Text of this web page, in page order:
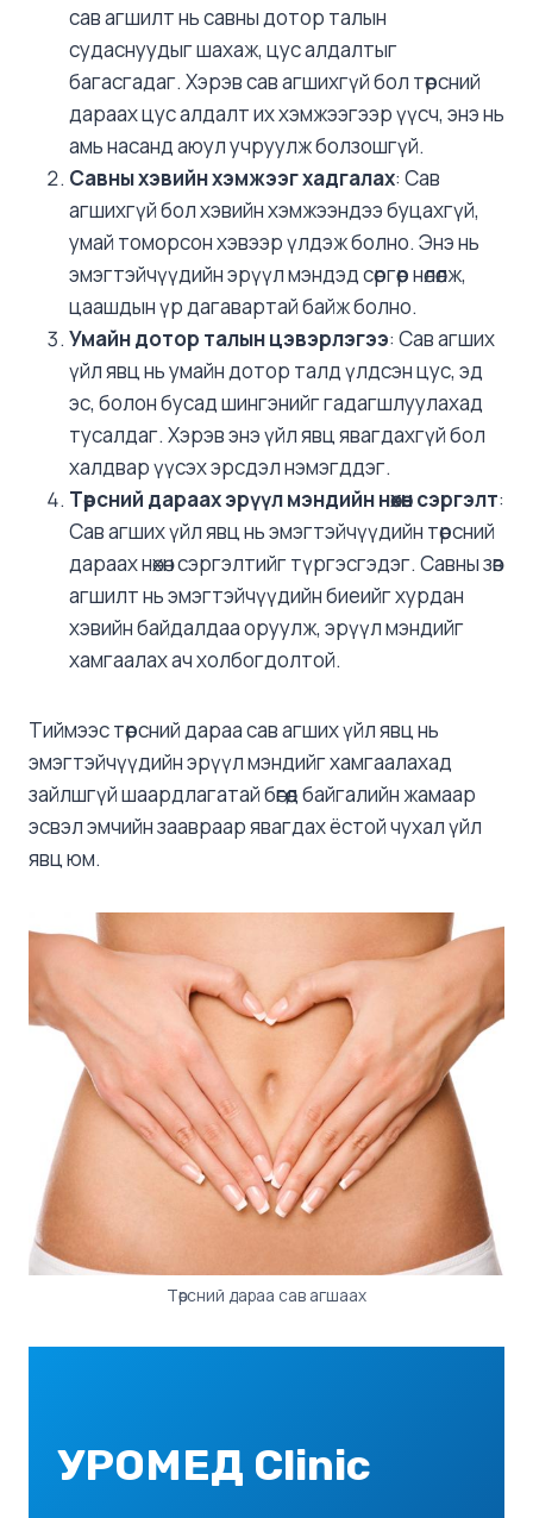
сав агшилт нь савны дотор талын
судаснуудыг шахаж, цус алдалтыг
багасгадаг. Хэрэв сав агшихгүй бол төрсний
дараах цус алдалт их хэмжээгээр үүсч, энэ нь
амь насанд аюул учруулж болзошгүй.
Савны хэвийн хэмжээг хадгалах: Сав
агшихгүй бол хэвийн хэмжээндээ буцахгүй,
умай томорсон хэвээр үлдэж болно. Энэ нь
эмэгтэйчүүдийн эрүүл мэндэд сөргөөр нөлөөлж,
цаашдын үр дагавартай байж болно.
Умайн дотор талын цэвэрлэгээ: Сав агших
үйл явц нь умайн дотор талд үлдсэн цус, эд
эс, болон бусад шингэнийг гадагшлуулахад
тусалдаг. Хэрэв энэ үйл явц явагдахгүй бол
халдвар үүсэх эрсдэл нэмэгддэг.
Төрсний дараах эрүүл мэндийн нөхөн сэргэлт:
Сав агших үйл явц нь эмэгтэйчүүдийн төрсний
дараах нөхөн сэргэлтийг түргэсгэдэг. Савны зөв
агшилт нь эмэгтэйчүүдийн биеийг хурдан
хэвийн байдалдаа оруулж, эрүүл мэндийг
хамгаалах ач холбогдолтой.
Тиймээс төрсний дараа сав агших үйл явц нь
эмэгтэйчүүдийн эрүүл мэндийг хамгаалахад
зайлшгүй шаардлагатай бөгөөд байгалийн жамаар
эсвэл эмчийн заавраар явагдах ёстой чухал үйл
явц юм.
Төрсний дараа сав агшаах
УРОМЕД Clinic